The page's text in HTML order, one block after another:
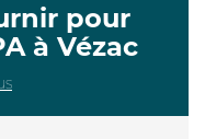
pour
à Vézac